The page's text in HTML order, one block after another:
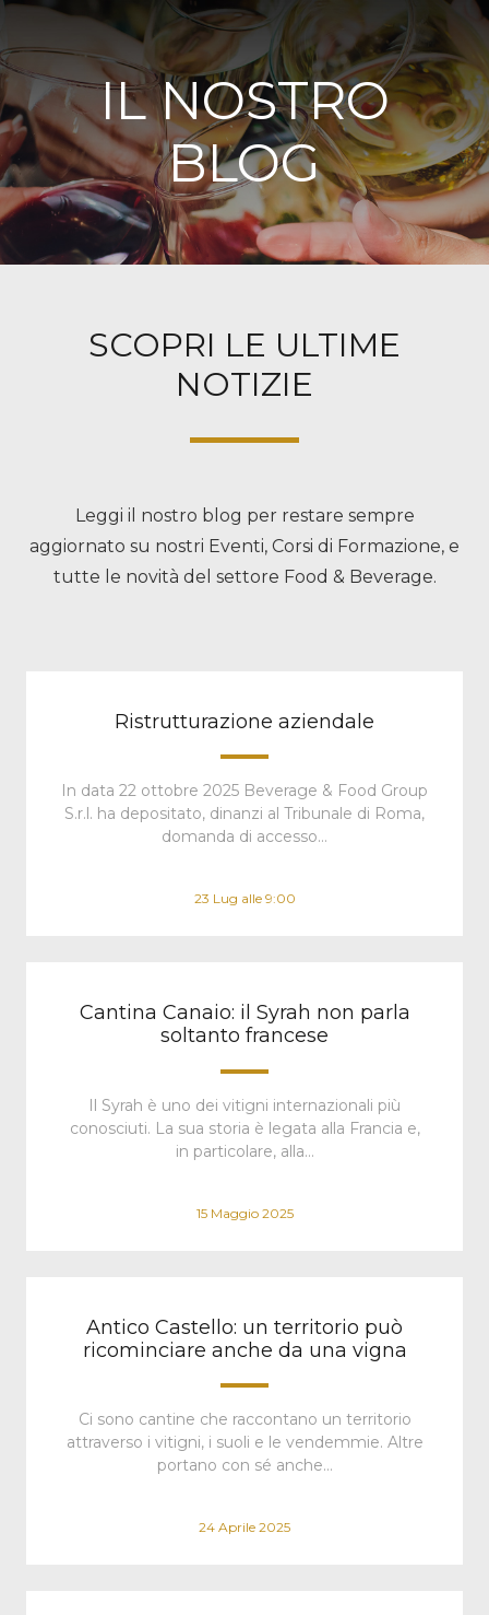
IL NOSTRO
BLOG
SCOPRI LE ULTIME
NOTIZIE
Leggi il nostro blog per restare sempre
aggiornato su nostri Eventi, Corsi di Formazione, e
tutte le novità del settore Food & Beverage.
Ristrutturazione aziendale
In data 22 ottobre 2025 Beverage & Food Group
S.r.l. ha depositato, dinanzi al Tribunale di Roma,
domanda di accesso…
23 Lug alle 9:00
Cantina Canaio: il Syrah non parla
soltanto francese
Il Syrah è uno dei vitigni internazionali più
conosciuti. La sua storia è legata alla Francia e,
in particolare, alla…
15 Maggio 2025
Antico Castello: un territorio può
ricominciare anche da una vigna
Ci sono cantine che raccontano un territorio
attraverso i vitigni, i suoli e le vendemmie. Altre
portano con sé anche…
24 Aprile 2025